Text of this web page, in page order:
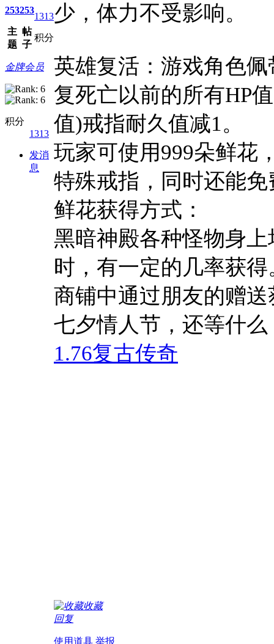
253
主
题
253
帖
子
1313
积分
金牌会员
积分
1313
发消
息
少，体力不受影响。
英雄复活：游戏角色
复死亡以前的所有HP
值)戒指耐久值减1。
玩家可使用999朵鲜花
特殊戒指，同时还能
鲜花获得方式：
黑暗神殿各种怪物身
时，有一定的几率获得
商铺中通过朋友的赠
七夕情人节，还等什
1.76复古传奇
收藏
回复
使用道具 举报